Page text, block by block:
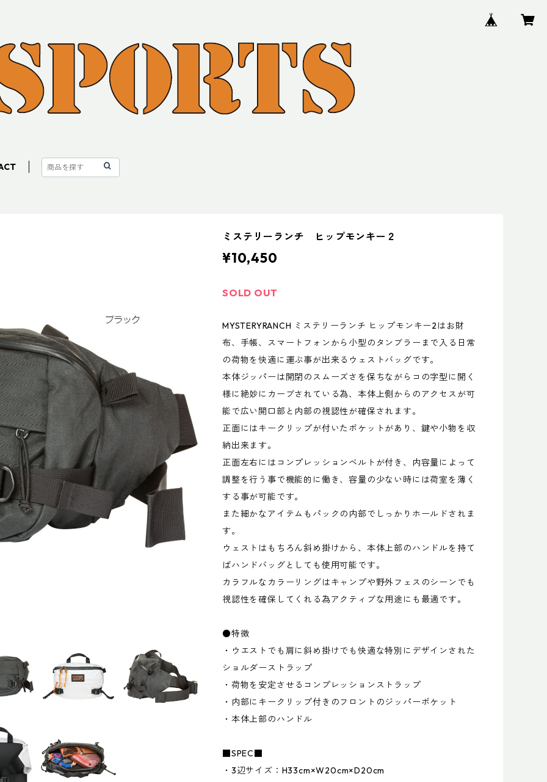
ミステリーランチ ヒップモンキー２
¥10,450
SOLD OUT
MYSTERYRANCH ミステリーランチ ヒップモンキー2はお財
布、手帳、スマートフォンから小型のタンブラーまで入る日常
の荷物を快適に運ぶ事が出来るウェストバッグです。
本体ジッパーは開閉のスムーズさを保ちながらコの字型に開く
様に絶妙にカーブされている為、本体上側からのアクセスが可
能で広い開口部と内部の視認性が確保されます。
正面にはキークリップが付いたポケットがあり、鍵や小物を収
納出来ます。
正面左右にはコンプレッションベルトが付き、内容量によって
調整を行う事で機能的に働き、容量の少ない時には荷室を薄く
する事が可能です。
また細かなアイテムもパックの内部でしっかりホールドされま
す。
ウェストはもちろん斜め掛けから、本体上部のハンドルを持て
ばハンドバッグとしても使用可能です。
カラフルなカラーリングはキャンプや野外フェスのシーンでも
視認性を確保してくれる為アクティブな用途にも最適です。
●特徴
・ウエストでも肩に斜め掛けでも快適な特別にデザインされた
ショルダーストラップ
・荷物を安定させるコンプレッションストラップ
・内部にキークリップ付きのフロントのジッパーポケット
・本体上部のハンドル
■SPEC■
・3辺サイズ：H33cm×W20cm×D20cm